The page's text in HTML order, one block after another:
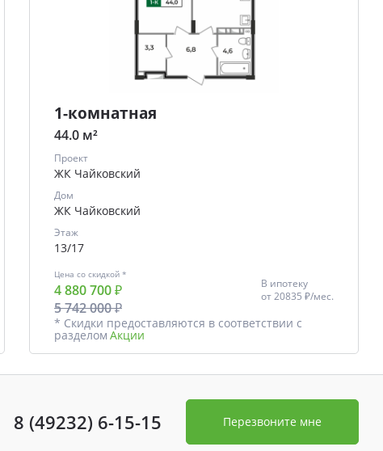
1-комнатная
44.0 м²
Проект
ЖК Чайковский
Дом
ЖК Чайковский
Этаж
13/17
Цена со скидкой *
4 880 700 ₽
5 742 000 ₽
В ипотеку
от20835 ₽/мес.
* Скидки предоставляются в соответствии с
разделом Акции
8 (49232) 6-15-15 Перезвоните мне